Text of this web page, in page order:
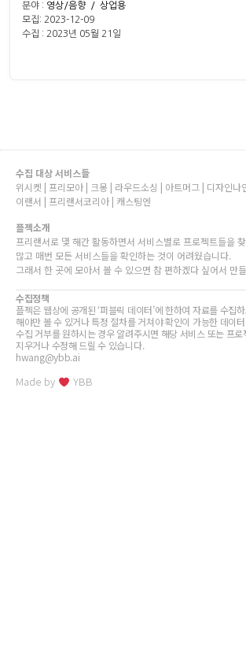
분야 : 영상/음향 / 상업용
모집: 2023-12-09
수집 : 2023년 05월 21일
수집 대상 서비스들
위시켓 | 프리모아 | 크몽 | 라우드소싱 | 아트머그 | 디자인나
이랜서 | 프리랜서코리아 | 캐스팅엔
플젝소개
프리랜서로 몇 해간 활동하면서 서비스별로 프로젝트들을
많고 매번 모든 서비스들을 확인하는 것이 어려웠습니다.
그래서 한 곳에 모아서 볼 수 있으면 참 편하겠다 싶어서 만
수집정책
플젝은 웹상에 공개된 ‘퍼블릭 데이터’에 한하여 자료를 수집
해야만 볼 수 있거나 특정 절차를 거쳐야 확인이 가능한 데이
수집 거부를 원하시는 경우 알려주시면 해당 서비스 또는 프
지우거나 수정해 드릴 수 있습니다.
hwang@ybb.ai
Made by YBB